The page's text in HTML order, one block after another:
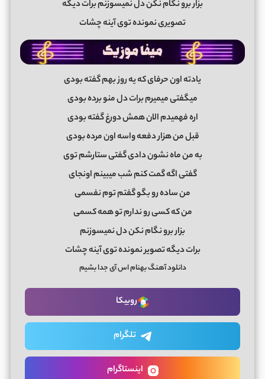
بزار برو نگام نکن دل نمیسوزنم برات دیگه
تصویری نمونده توی آینه چشات
یادته اون حرفای که یه روز بهم گفته بودی
میگفتی میمیرم برات دل منو برده بودی
اره فهمیدم الان همش دورغ گفته بودی
قبل من هزار دفعه واسه اون مرده بودی
به من ماه نشون دادی گفتی ستارشم توی
گفتی اگه گمت کنم شب میبینم اونجای
من ساده رو بگو گفتم توم نفسمی
من که کسی رو ندارم تو همه کسمی
بزار برو نگام نکن دل نمیسوزنم
برات دیگه تصویر نمونده توی آینه چشات
دانلود آهنگ بهنام اس آی جدا بشیم
روبیکا
تلگرام
اینستاگرام